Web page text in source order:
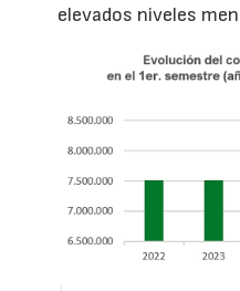
elevados niveles